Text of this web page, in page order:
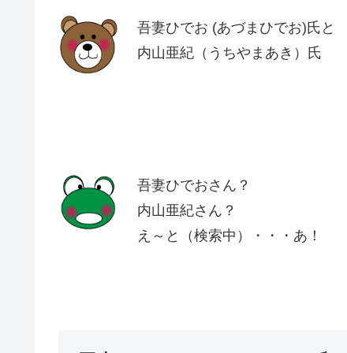
吾妻ひでお (あづまひでお)氏と
内山亜紀（うちやまあき）氏
吾妻ひでおさん？
内山亜紀さん？
え～と（検索中）・・・あ！